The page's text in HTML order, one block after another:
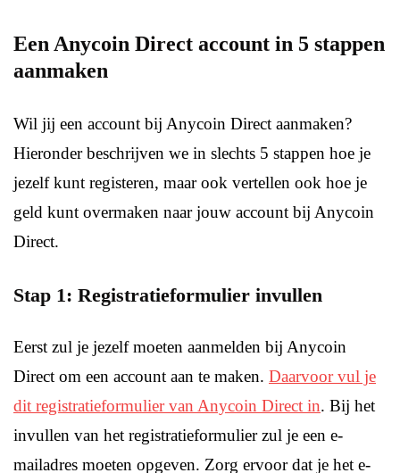
Een Anycoin Direct account in 5 stappen
aanmaken
Wil jij een account bij Anycoin Direct aanmaken?
Hieronder beschrijven we in slechts 5 stappen hoe je
jezelf kunt registeren, maar ook vertellen ook hoe je
geld kunt overmaken naar jouw account bij Anycoin
Direct.
Stap 1: Registratieformulier invullen
Eerst zul je jezelf moeten aanmelden bij Anycoin
Direct om een account aan te maken. Daarvoor vul je
dit registratieformulier van Anycoin Direct in. Bij het
invullen van het registratieformulier zul je een e-
mailadres moeten opgeven. Zorg ervoor dat je het e-